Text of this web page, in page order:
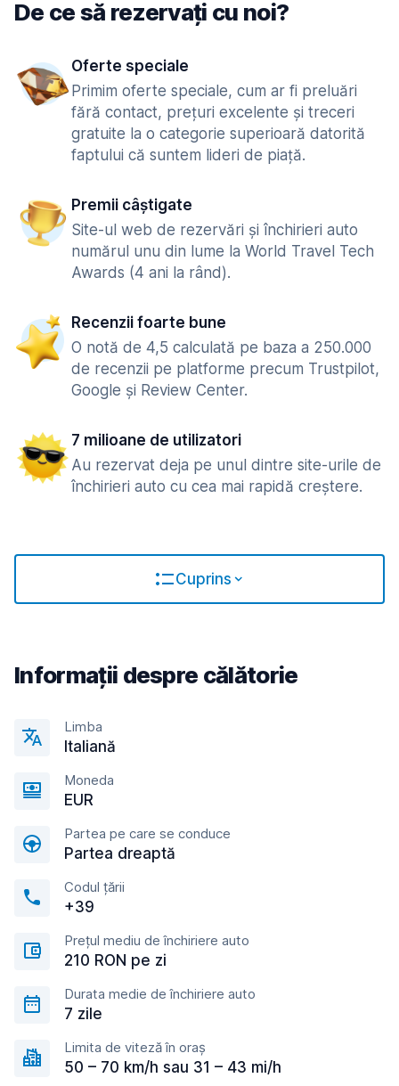
De ce să rezervați cu noi?
Oferte speciale
Primim oferte speciale, cum ar fi preluări
fără contact, prețuri excelente și treceri
gratuite la o categorie superioară datorită
faptului că suntem lideri de piață.
Premii câștigate
Site-ul web de rezervări și închirieri auto
numărul unu din lume la World Travel Tech
Awards (4 ani la rând).
Recenzii foarte bune
O notă de 4,5 calculată pe baza a 250.000
de recenzii pe platforme precum Trustpilot,
Google și Review Center.
7 milioane de utilizatori
Au rezervat deja pe unul dintre site-urile de
închirieri auto cu cea mai rapidă creștere.
Cuprins
Informații despre călătorie
Limba
Italiană
Moneda
EUR
Partea pe care se conduce
Partea dreaptă
Codul țării
+39
Prețul mediu de închiriere auto
210 RON pe zi
Durata medie de închiriere auto
7 zile
Limita de viteză în oraș
50 – 70 km/h sau 31 – 43 mi/h